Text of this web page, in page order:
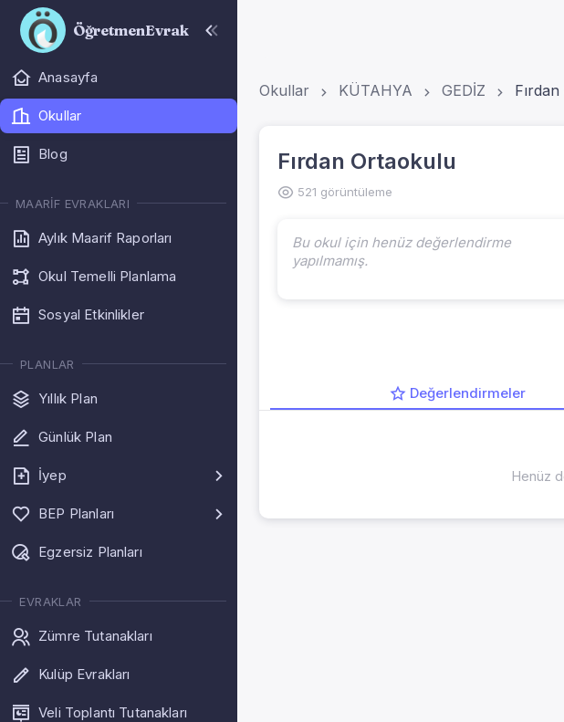
ÖğretmenEvrak
Anasayfa
Okullar
Blog
MAARIF EVRAKLARI
Aylık Maarif Raporları
Okul Temelli Planlama
Sosyal Etkinlikler
PLANLAR
Yıllık Plan
Günlük Plan
İyep
BEP Planları
Egzersiz Planları
EVRAKLAR
Zümre Tutanakları
Kulüp Evrakları
Veli Toplantı Tutanakları
Okullar KÜTAHYA GEDİZ
Fırdan Ortaokulu
521 görüntüleme
Bu okul için henüz değerlendirme
yapılmamış.
Değerlendirmeler
Henüz